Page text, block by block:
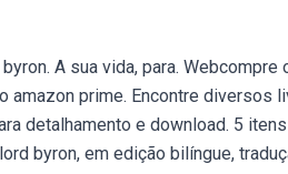
A sua vida, para. Webcompre
prime. Encontre diversos
detalhamento e download. 5
byron, em edição bilíngue,